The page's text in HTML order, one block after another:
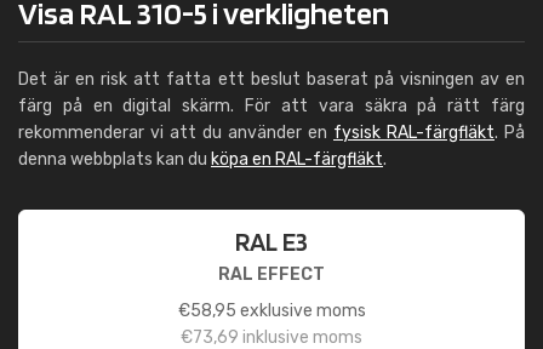
Visa RAL 310-5 i verkligheten
Det är en risk att fatta ett beslut baserat på visningen av en
färg på en digital skärm. För att vara säkra på rätt färg
rekommenderar vi att du använder en fysisk RAL-färgfläkt. På
denna webbplats kan du köpa en RAL-färgfläkt.
RAL E3
RAL EFFECT
€58,95 exklusive moms
€73,69 inklusive moms